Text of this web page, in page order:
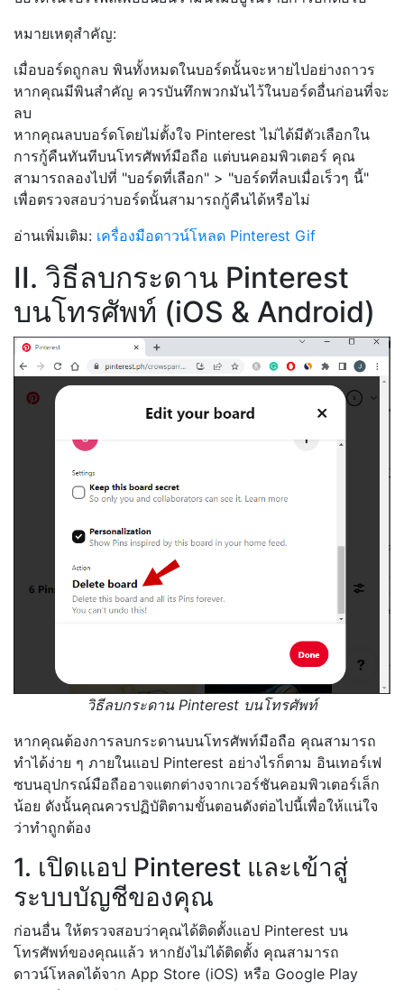
หมายเหตุสำคัญ:
เมื่อบอร์ดถูกลบ พินทั้งหมดในบอร์ดนั้นจะหายไปอย่างถาวร
หากคุณมีพินสำคัญ ควรบันทึกพวกมันไว้ในบอร์ดอื่นก่อนที่จะ
ลบ
หากคุณลบบอร์ดโดยไม่ตั้งใจ Pinterest ไม่ได้มีตัวเลือกใน
การกู้คืนทันทีบนโทรศัพท์มือถือ แต่บนคอมพิวเตอร์ คุณ
สามารถลองไปที่ "บอร์ดที่เลือก" > "บอร์ดที่ลบเมื่อเร็วๆ นี้"
เพื่อตรวจสอบว่าบอร์ดนั้นสามารถกู้คืนได้หรือไม่
อ่านเพิ่มเติม: เครื่องมือดาวน์โหลด Pinterest Gif
II. วิธีลบกระดาน Pinterest
บนโทรศัพท์ (iOS & Android)
วิธีลบกระดาน Pinterest บนโทรศัพท์
หากคุณต้องการลบกระดานบนโทรศัพท์มือถือ คุณสามารถ
ทำได้ง่าย ๆ ภายในแอป Pinterest อย่างไรก็ตาม อินเทอร์เฟ
ซบนอุปกรณ์มือถืออาจแตกต่างจากเวอร์ชันคอมพิวเตอร์เล็ก
น้อย ดังนั้นคุณควรปฏิบัติตามขั้นตอนดังต่อไปนี้เพื่อให้แน่ใจ
ว่าทำถูกต้อง
1. เปิดแอป Pinterest และเข้าสู่
ระบบบัญชีของคุณ
ก่อนอื่น ให้ตรวจสอบว่าคุณได้ติดตั้งแอป Pinterest บน
โทรศัพท์ของคุณแล้ว หากยังไม่ได้ติดตั้ง คุณสามารถ
ดาวน์โหลดได้จาก App Store (iOS) หรือ Google Play